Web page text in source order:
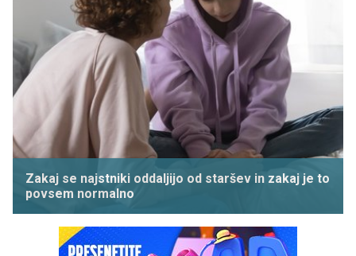
Zakaj se najstniki oddaljijo od staršev in zakaj je to
povsem normalno